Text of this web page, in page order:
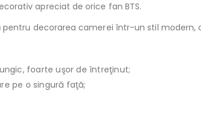
apreciat de orice fan BTS.
decorarea camerei într-un stil modern,
foarte uşor de întreţinut;
pe o singură faţă;